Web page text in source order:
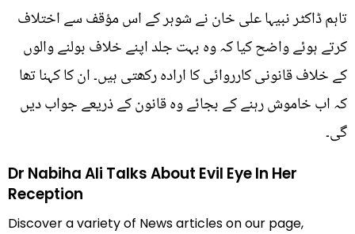
تاہم ڈاکٹر نبیہا علی خان نے شوہر کے اس مؤقف سے اختلاف
کرتے ہوئے واضح کیا کہ وہ بہت جلد اپنے خلاف بولنے والوں
کے خلاف قانونی کارروائی کا ارادہ رکھتی ہیں۔ ان کا کہنا تھا
کہ اب خاموش رہنے کے بجائے وہ قانون کے ذریعے جواب دیں
گی۔
Dr Nabiha Ali Talks About Evil Eye In Her
Reception
Discover a variety of News articles on our page,